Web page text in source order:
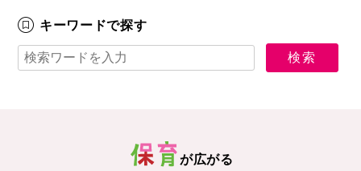
キーワードで探す
が広がる